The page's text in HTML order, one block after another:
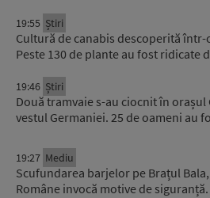
19:55 Știri
Cultură de canabis descoperită într-
Peste 130 de plante au fost ridicate
19:46 Știri
Două tramvaie s-au ciocnit în
vestul Germaniei. 25 de oameni au
19:27 Mediu
Scufundarea barjelor pe Brațul
Române invocă motive de